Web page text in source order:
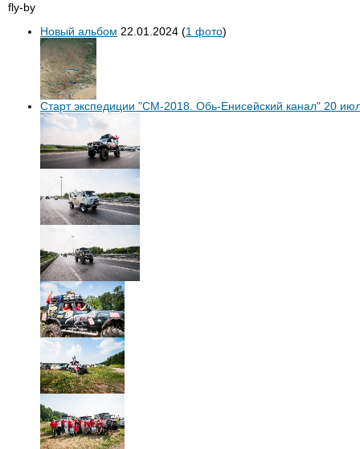
fly-by
Новый альбом 22.01.2024 (1 фото)
Старт экспедиции "СМ-2018. Обь-Енисейский канал" 20